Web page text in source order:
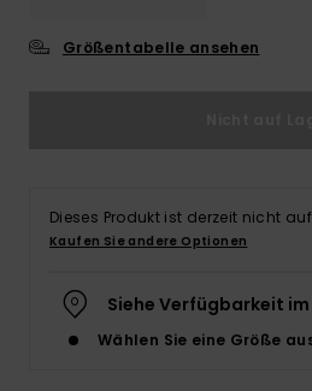
Größentabelle ansehen
Dieses Produkt ist derzeit nicht
Kaufen Sie andere Optionen
Siehe Verfügbarkeit
Wählen Sie eine Größe